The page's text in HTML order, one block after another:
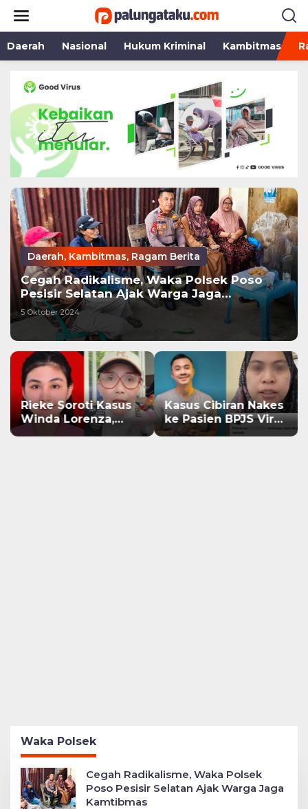
konten
Daerah
Nasional Hukum Kriminal Kambitmas
Daerah, Kambitmas, Ragam Berita
Cegah Radikalisme, Waka Polsek Poso
Pesisir Selatan Ajak Warga Jaga
Kamtibmas
5 Oktober 2024
Rieke Soroti Kasus
Winda Lorenza,
Jangan Ada Konflik
Kasus Cibiran Nakes
ke Pasien BPJS Viral,
Dokter Gia Ingatkan
Waka Polsek
Cegah Radikalisme, Waka Polsek
Poso Pesisir Selatan Ajak Warga Jaga
Kamtibmas